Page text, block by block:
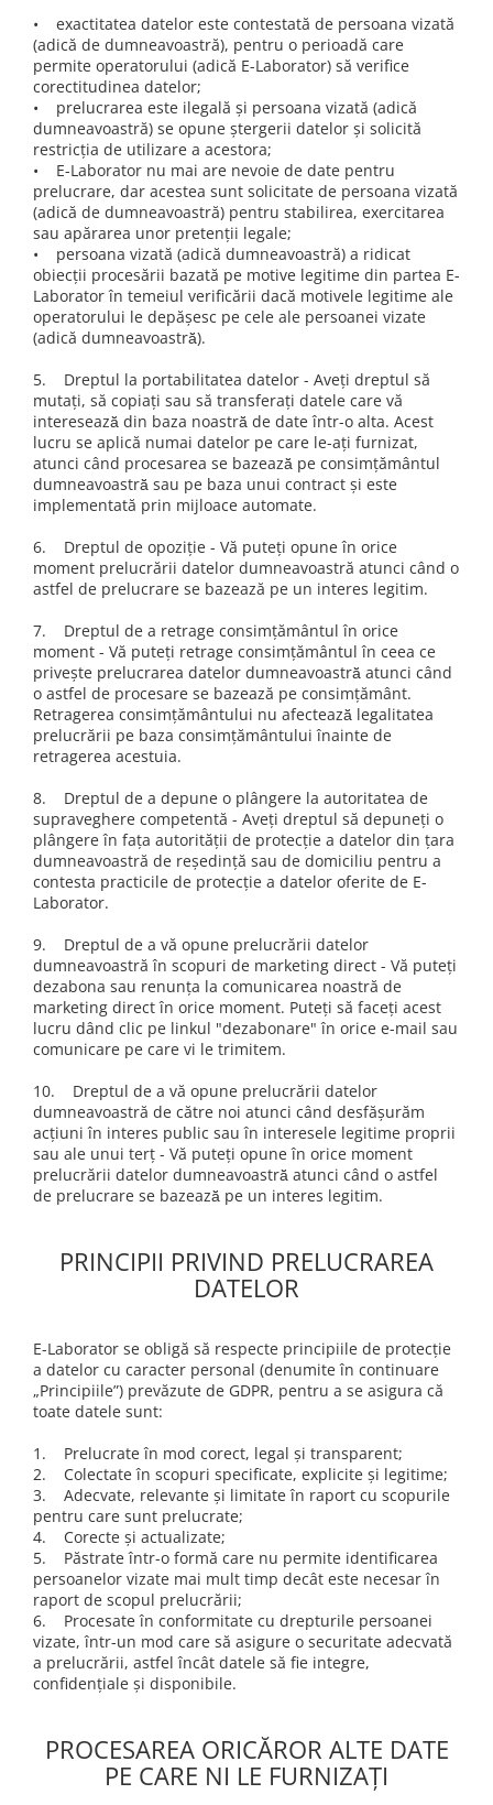
• exactitatea datelor este contestată de persoana vizată
(adică de dumneavoastră), pentru o perioadă care
permite operatorului (adică E-Laborator) să verifice
corectitudinea datelor;
• prelucrarea este ilegală și persoana vizată (adică
dumneavoastră) se opune ștergerii datelor și solicită
restricția de utilizare a acestora;
• E-Laborator nu mai are nevoie de date pentru
prelucrare, dar acestea sunt solicitate de persoana vizată
(adică de dumneavoastră) pentru stabilirea, exercitarea
sau apărarea unor pretenții legale;
• persoana vizată (adică dumneavoastră) a ridicat
obiecții procesării bazată pe motive legitime din partea E-
Laborator în temeiul verificării dacă motivele legitime ale
operatorului le depășesc pe cele ale persoanei vizate
(adică dumneavoastră̆).
5. Dreptul la portabilitatea datelor - Aveți dreptul să
mutați, să copiați sau să transferați datele care vă
interesează̆ din baza noastră̆ de date într-o alta. Acest
lucru se aplică numai datelor pe care le-ați furnizat,
atunci când procesarea se bazează̆ pe consimțământul
dumneavoastră̆ sau pe baza unui contract și este
implementată prin mijloace automate.
6. Dreptul de opoziție - Vă puteți opune în orice
moment prelucrării datelor dumneavoastră atunci când o
astfel de prelucrare se bazează pe un interes legitim.
7. Dreptul de a retrage consimțământul în orice
moment - Vă puteți retrage consimțământul în ceea ce
privește prelucrarea datelor dumneavoastră̆ atunci când
o astfel de procesare se bazează pe consimțământ.
Retragerea consimțământului nu afectează̆ legalitatea
prelucrării pe baza consimțământului înainte de
retragerea acestuia.
8. Dreptul de a depune o plângere la autoritatea de
supraveghere competentă - Aveți dreptul să depuneți o
plângere în fața autorității de protecție a datelor din țara
dumneavoastră de reședință sau de domiciliu pentru a
contesta practicile de protecție a datelor oferite de E-
Laborator.
9. Dreptul de a vă opune prelucrării datelor
dumneavoastră în scopuri de marketing direct - Vă puteți
dezabona sau renunța la comunicarea noastră de
marketing direct în orice moment. Puteți să faceți acest
lucru dând clic pe linkul "dezabonare" în orice e-mail sau
comunicare pe care vi le trimitem.
10. Dreptul de a vă opune prelucrării datelor
dumneavoastră de către noi atunci când desfășurăm
acțiuni în interes public sau în interesele legitime proprii
sau ale unui terț - Vă puteți opune în orice moment
prelucrării datelor dumneavoastră̆ atunci când o astfel
de prelucrare se bazează̆ pe un interes legitim.
PRINCIPII PRIVIND PRELUCRAREA
DATELOR
E-Laborator se obligă să respecte principiile de protecție
a datelor cu caracter personal (denumite în continuare
„Principiile”) prevăzute de GDPR, pentru a se asigura că
toate datele sunt:
1. Prelucrate în mod corect, legal și transparent;
2. Colectate în scopuri specificate, explicite și legitime;
3. Adecvate, relevante și limitate în raport cu scopurile
pentru care sunt prelucrate;
4. Corecte și actualizate;
5. Păstrate într-o formă care nu permite identificarea
persoanelor vizate mai mult timp decât este necesar în
raport de scopul prelucrării;
6. Procesate în conformitate cu drepturile persoanei
vizate, într-un mod care să asigure o securitate adecvată
a prelucrării, astfel încât datele să fie integre,
confidențiale și disponibile.
PROCESAREA ORICĂROR ALTE DATE
PE CARE NI LE FURNIZAȚI